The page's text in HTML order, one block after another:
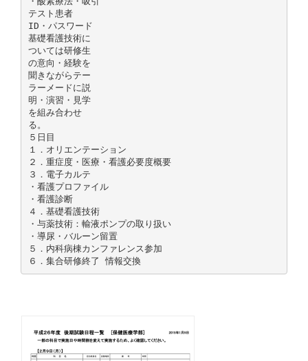
テスト患者
ID・パスワード
基礎看護技術に
ついては研修生
の意向・経験を
聞きながらテー
ラーメードに説
明・演習・見学
を組み合わせ
る。
５日目
１．オリエンテーション
２．重症度・医療・看護必要度概要
３．電子カルテ
・看護プロファイル
・看護診断
４．基礎看護技術
・与薬技術：輸液ポンプの取り扱い
・導尿・バルーン留置
５．内科病棟カンファレンス参加
６．集合研修終了 情報交換